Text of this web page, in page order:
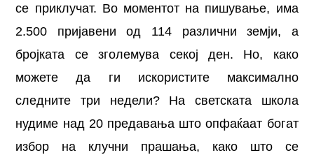
се приклучат. Во моментот на пишување, има
2.500 пријавени од 114 различни земји, а
бројката се зголемува секој ден. Но, како
можете да ги искористите максимално
следните три недели? На светската школа
нудиме над 20 предавања што опфаќаат богат
избор на клучни прашања, како што се